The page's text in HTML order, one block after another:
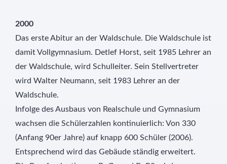
2000
Das erste Abitur an der Waldschule. Die Waldschule ist
damit Vollgymnasium. Detlef Horst, seit 1985 Lehrer an
der Waldschule, wird Schulleiter. Sein Stellvertreter
wird Walter Neumann, seit 1983 Lehrer an der
Waldschule.
Infolge des Ausbaus von Realschule und Gymnasium
wachsen die Schülerzahlen kontinuierlich: Von 330
(Anfang 90er Jahre) auf knapp 600 Schüler (2006).
Entsprechend wird das Gebäude ständig erweitert.